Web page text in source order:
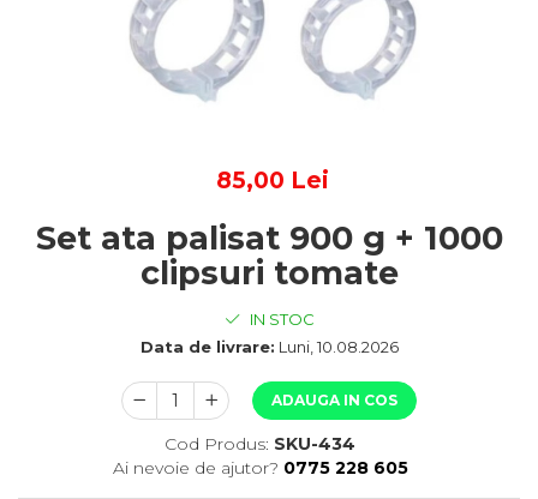
85,00 Lei
Set ata palisat 900 g + 1000
clipsuri tomate
IN STOC
Data de livrare: Luni, 10.08.2026
ADAUGA IN COS
Cod Produs: SKU-434
Ai nevoie de ajutor? 0775 228 605